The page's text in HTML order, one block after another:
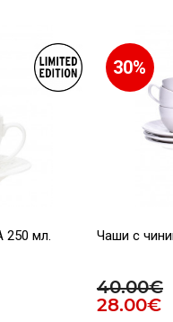
250 мл.
30%
Чаши с
40.00€
28.00€